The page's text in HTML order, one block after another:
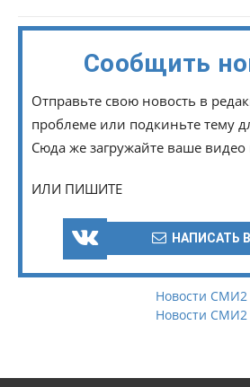
Сообщить
Отправьте свою новость в
проблеме или подкиньте тему
Сюда же загружайте ваше видео
ИЛИ ПИШИТЕ
НАПИСАТЬ
Новости СМИ2
Новости СМИ2